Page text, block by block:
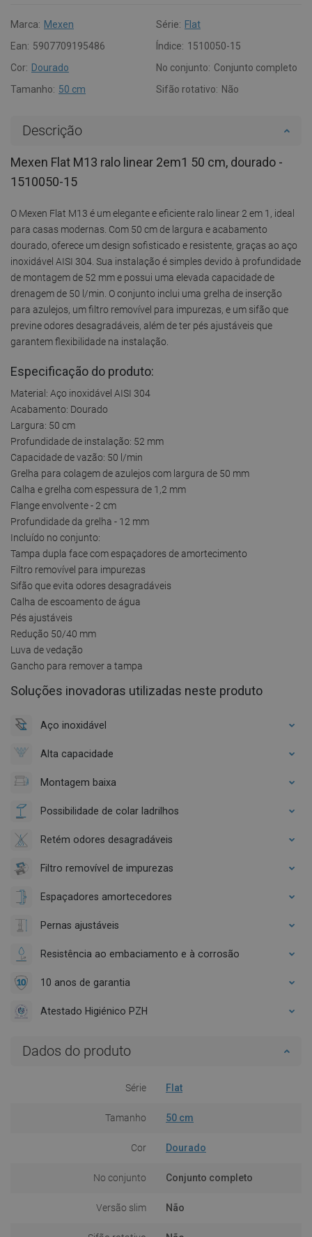
Marca: Mexen Série: Flat
Ean: 5907709195486 Índice: 1510050-15
Cor: Dourado No conjunto: Conjunto completo
Tamanho: 50 cm Sifão rotativo: Não
Descrição
Mexen Flat M13 ralo linear 2em1 50 cm, dourado -
1510050-15
O Mexen Flat M13 é um elegante e eficiente ralo linear 2 em 1, ideal
para casas modernas. Com 50 cm de largura e acabamento
dourado, oferece um design sofisticado e resistente, graças ao aço
inoxidável AISI 304. Sua instalação é simples devido à profundidade
de montagem de 52 mm e possui uma elevada capacidade de
drenagem de 50 l/min. O conjunto inclui uma grelha de inserção
para azulejos, um filtro removível para impurezas, e um sifão que
previne odores desagradáveis, além de ter pés ajustáveis que
garantem flexibilidade na instalação.
Especificação do produto:
Material: Aço inoxidável AISI 304
Acabamento: Dourado
Largura: 50 cm
Profundidade de instalação: 52 mm
Capacidade de vazão: 50 l/min
Grelha para colagem de azulejos com largura de 50 mm
Calha e grelha com espessura de 1,2 mm
Flange envolvente - 2 cm
Profundidade da grelha - 12 mm
Incluído no conjunto:
Tampa dupla face com espaçadores de amortecimento
Filtro removível para impurezas
Sifão que evita odores desagradáveis
Calha de escoamento de água
Pés ajustáveis
Redução 50/40 mm
Luva de vedação
Gancho para remover a tampa
Soluções inovadoras utilizadas neste produto
Aço inoxidável
Alta capacidade
Montagem baixa
Possibilidade de colar ladrilhos
Retém odores desagradáveis
Filtro removível de impurezas
Espaçadores amortecedores
Pernas ajustáveis
Resistência ao embaciamento e à corrosão
10 anos de garantia
Atestado Higiénico PZH
Dados do produto
Série Flat
Tamanho 50 cm
Cor Dourado
No conjunto Conjunto completo
Versão slim Não